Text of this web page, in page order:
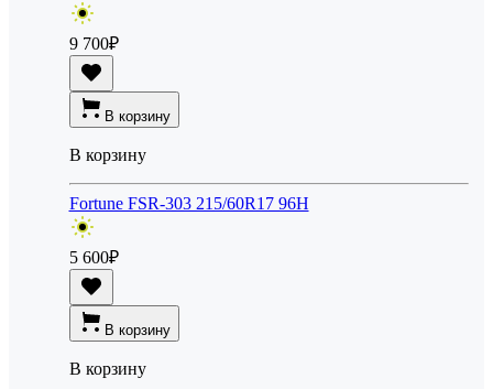
9 700₽
В корзину
В корзину
Fortune FSR-303 215/60R17 96H
5 600₽
В корзину
В корзину